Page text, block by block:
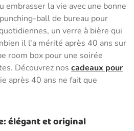
embrasser la vie avec une bonne
ball de bureau pour
un verre à bière qui
il l'a mérité après 40 ans sur
room box pour une soirée
Découvrez nos cadeaux pour
après 40 ans ne fait que
élégant et original